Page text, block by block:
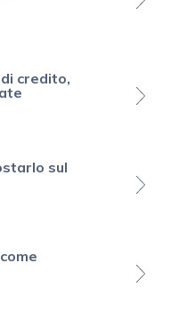
credito,
sul